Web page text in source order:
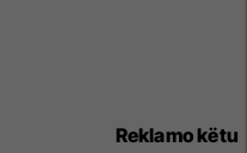
Reklamo këtu